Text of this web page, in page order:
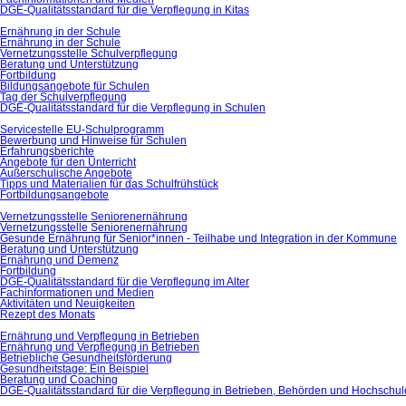
DGE-Qualitätsstandard für die Verpflegung in Kitas
Ernährung in der Schule
Ernährung in der Schule
Vernetzungsstelle Schulverpflegung
Beratung und Unterstützung
Fortbildung
Bildungsangebote für Schulen
Tag der Schulverpflegung
DGE-Qualitätsstandard für die Verpflegung in Schulen
Servicestelle EU-Schulprogramm
Bewerbung und Hinweise für Schulen
Erfahrungsberichte
Angebote für den Unterricht
Außerschulische Angebote
Tipps und Materialien für das Schulfrühstück
Fortbildungsangebote
Vernetzungsstelle Seniorenernährung
Vernetzungsstelle Seniorenernährung
Gesunde Ernährung für Senior*innen - Teilhabe und Integration in der Kommune
Beratung und Unterstützung
Ernährung und Demenz
Fortbildung
DGE-Qualitätsstandard für die Verpflegung im Alter
Fachinformationen und Medien
Aktivitäten und Neuigkeiten
Rezept des Monats
Ernährung und Verpflegung in Betrieben
Ernährung und Verpflegung in Betrieben
Betriebliche Gesundheitsförderung
Gesundheitstage: Ein Beispiel
Beratung und Coaching
DGE-Qualitätsstandard für die Verpflegung in Betrieben, Behörden und